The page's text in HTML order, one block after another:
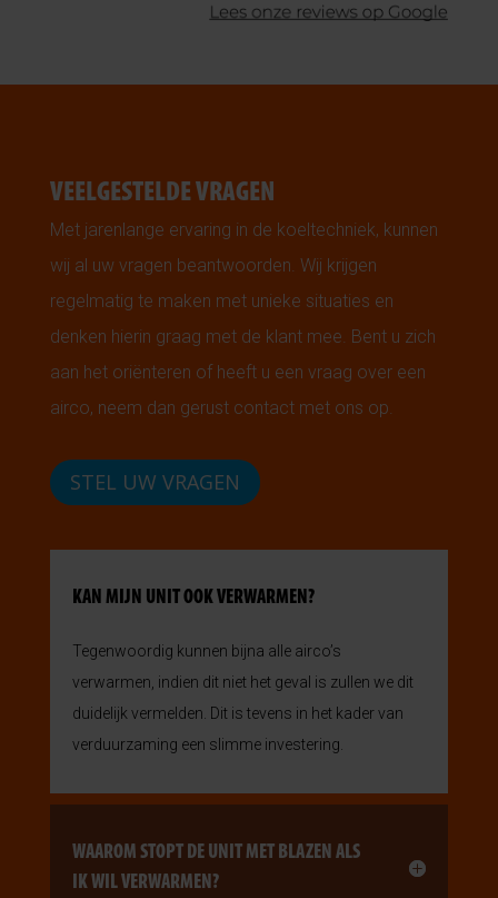
VEELGESTELDE VRAGEN
Met jarenlange ervaring in de koeltechniek, kunnen
wij al uw vragen beantwoorden. Wij krijgen
regelmatig te maken met unieke situaties en
denken hierin graag met de klant mee. Bent u zich
aan het oriënteren of heeft u een vraag over een
airco, neem dan gerust contact met ons op.
STEL UW VRAGEN
KAN MIJN UNIT OOK VERWARMEN?
Tegenwoordig kunnen bijna alle airco’s
verwarmen, indien dit niet het geval is zullen we dit
duidelijk vermelden. Dit is tevens in het kader van
verduurzaming een slimme investering.
WAAROM STOPT DE UNIT MET BLAZEN ALS
IK WIL VERWARMEN?